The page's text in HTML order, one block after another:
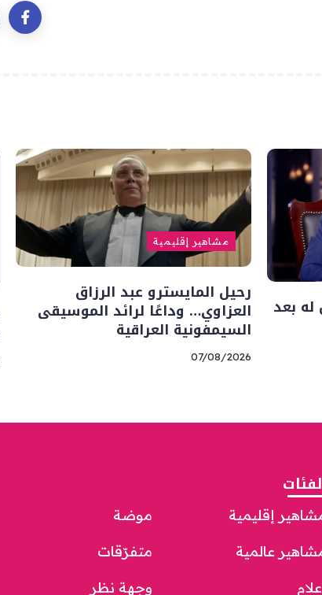
بعد
مشاهير إقليمية
رحيل المايسترو عبد الرزاق
العزاوي… وداعًا لرائد الموسيقى
السيمفونية العراقية
07/08/2026
إقليمية
عالمية
موضة
متفرّقات
وجهة نظر